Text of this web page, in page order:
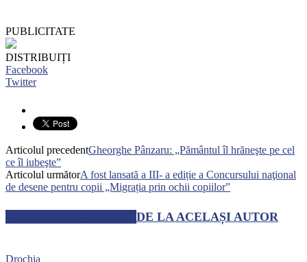
PUBLICITATE
DISTRIBUIȚI
Facebook
Twitter
Articolul precedentGheorghe Pânzaru: „Pământul îl hrăneşte pe cel
ce îl iubeşte”
Articolul următorA fost lansată a III- a ediție a Concursului naţional
de desene pentru copii „Migrația prin ochii copiilor”
DE LA ACELAȘI AUTOR
Drochia